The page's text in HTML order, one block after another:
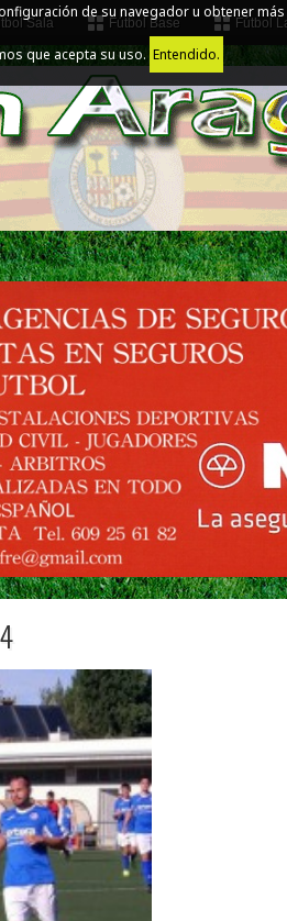
de su navegador u obtener
que acepta su uso. Entendido.
Sala Fútbol Base Fútbol